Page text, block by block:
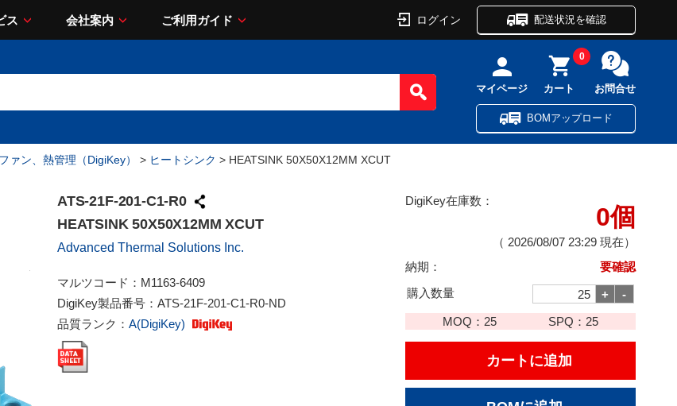
ス 会社案内 ご利用ガイド ログイン 配送状況を確認
マイページ カート
0
お問合せ
BOMアップロード
ファン、熱管理（DigiKey） > ヒートシンク > HEATSINK 50X50X12MM XCUT
ATS-21F-201-C1-R0
HEATSINK 50X50X12MM XCUT
Advanced Thermal Solutions Inc.
マルツコード： M1163-6409
DigiKey製品番号： ATS-21F-201-C1-R0-ND
品質ランク： A(DigiKey)
DigiKey在庫数：
0個
（ 2026/08/07 23:29 現在）
納期：
要確認
購入数量
MOQ： 25 SPQ： 25